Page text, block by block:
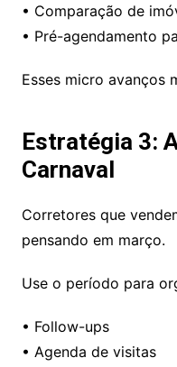
• Comparação de
• Pré-agendamento
Esses micro avanços
Estratégia 3:
Carnaval
Corretores que
pensando em março.
Use o período para
• Follow-ups
• Agenda de visitas